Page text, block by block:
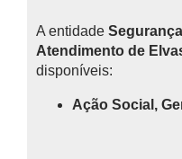
A entidade
Atendimento de
disponíveis:
Ação Social,